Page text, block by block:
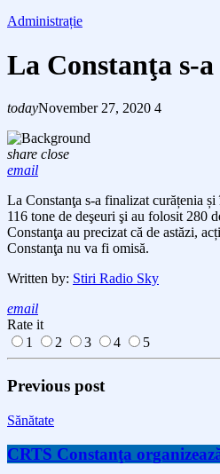
Administrație
La Constanţa s-
todayNovember 27, 2020 4
share close
email
La Constanţa s-a finalizat curățenia și
116 tone de deşeuri şi au folosit 280
Constanţa au precizat că de astăzi,
Constanţa nu va fi omisă.
Written by: Stiri Radio Sky
email
Rate it
1
2 3 4 5
Previous post
Sănătate
CRTS Constanţa